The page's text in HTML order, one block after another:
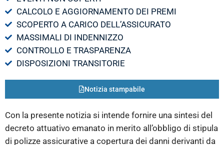
CALCOLO E AGGIORNAMENTO DEI PREMI
SCOPERTO A CARICO DELL’ASSICURATO
MASSIMALI DI INDENNIZZO
CONTROLLO E TRASPARENZA
DISPOSIZIONI TRANSITORIE
Notizia stampabile
Con la presente notizia si intende fornire una sintesi del
decreto attuativo emanato in merito all’obbligo di stipula
di polizze assicurative a copertura dei danni derivanti da